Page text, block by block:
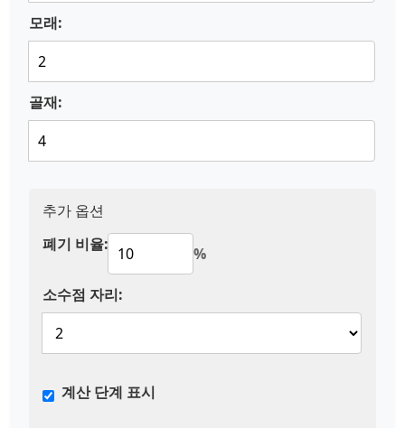
모래:
골재:
추가 옵션
폐기 비율:
%
소수점 자리:
계산 단계 표시